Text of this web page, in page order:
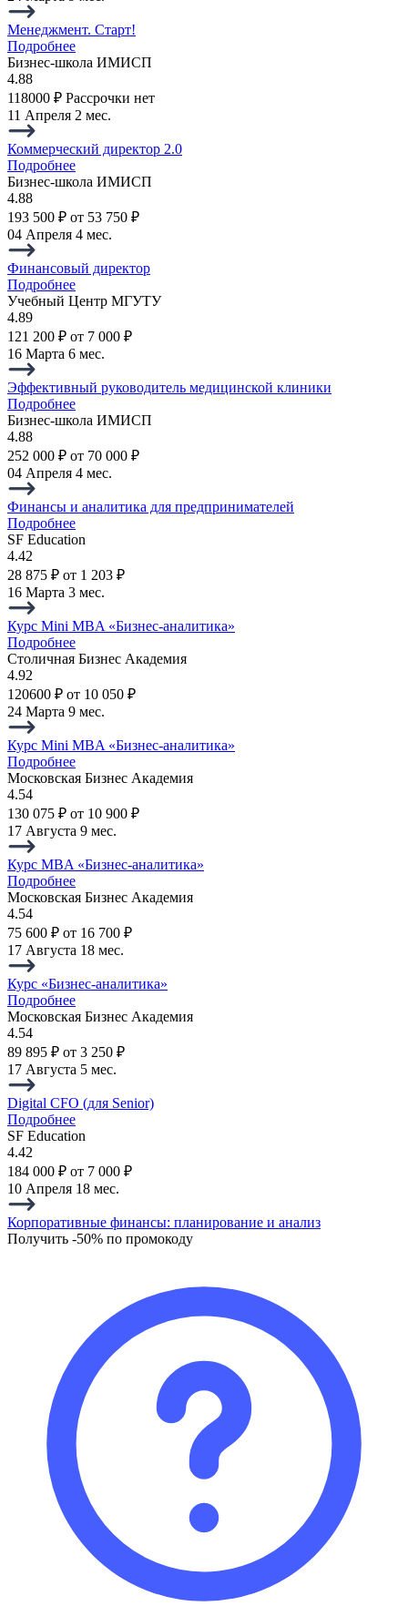
Менеджмент. Старт!
Подробнее
Бизнес-школа ИМИСП
4.88
118000 ₽ Рассрочки нет
11 Апреля 2 мес.
Коммерческий директор 2.0
Подробнее
Бизнес-школа ИМИСП
4.88
193 500 ₽ от 53 750 ₽
04 Апреля 4 мес.
Финансовый директор
Подробнее
Учебный Центр МГУТУ
4.89
121 200 ₽ от 7 000 ₽
16 Марта 6 мес.
Эффективный руководитель медицинской клиники
Подробнее
Бизнес-школа ИМИСП
4.88
252 000 ₽ от 70 000 ₽
04 Апреля 4 мес.
Финансы и аналитика для предпринимателей
Подробнее
SF Education
4.42
28 875 ₽ от 1 203 ₽
16 Марта 3 мес.
Курс Mini MBA «Бизнес-аналитика»
Подробнее
Столичная Бизнес Академия
4.92
120600 ₽ от 10 050 ₽
24 Марта 9 мес.
Курс Mini MBA «Бизнес-аналитика»
Подробнее
Московская Бизнес Академия
4.54
130 075 ₽ от 10 900 ₽
17 Августа 9 мес.
Курс MBA «Бизнес-аналитика»
Подробнее
Московская Бизнес Академия
4.54
75 600 ₽ от 16 700 ₽
17 Августа 18 мес.
Курс «Бизнес-аналитика»
Подробнее
Московская Бизнес Академия
4.54
89 895 ₽ от 3 250 ₽
17 Августа 5 мес.
Digital CFO (для Senior)
Подробнее
SF Education
4.42
184 000 ₽ от 7 000 ₽
10 Апреля 18 мес.
Корпоративные финансы: планирование и анализ
Получить -50% по промокоду